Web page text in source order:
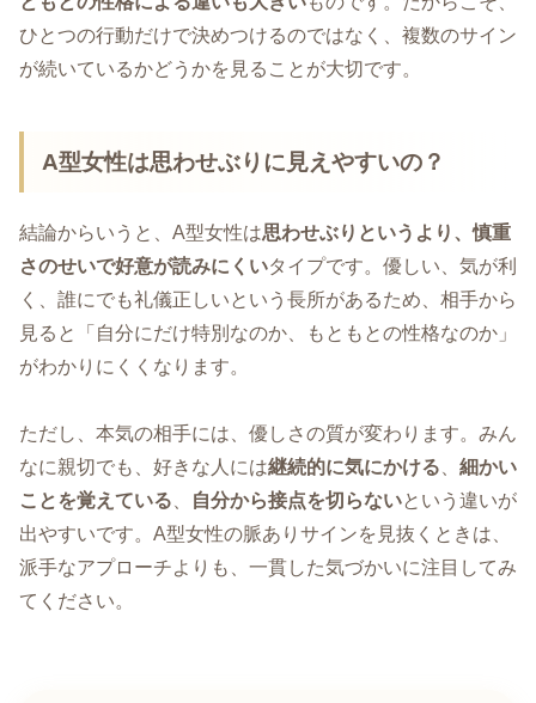
ひとつの行動だけで決めつけるのではなく、複数のサイン
が続いているかどうかを見ることが大切です。
A型女性は思わせぶりに見えやすいの？
結論からいうと、A型女性は思わせぶりというより、慎重
さのせいで好意が読みにくいタイプです。優しい、気が利
く、誰にでも礼儀正しいという長所があるため、相手から
見ると「自分にだけ特別なのか、もともとの性格なのか」
がわかりにくくなります。
ただし、本気の相手には、優しさの質が変わります。みん
なに親切でも、好きな人には継続的に気にかける
細かい
ことを覚えている
自分から接点を切らないという違いが
出やすいです。A型女性の脈ありサインを見抜くときは、
派手なアプローチよりも、一貫した気づかいに注目してみ
てください。